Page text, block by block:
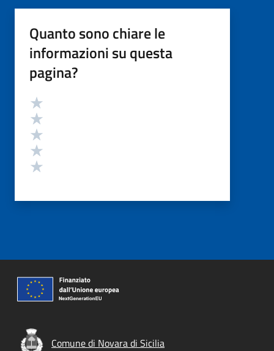
Quanto sono chiare le
informazioni su questa
pagina?
Valutazione
Comune di Novara di Sicilia